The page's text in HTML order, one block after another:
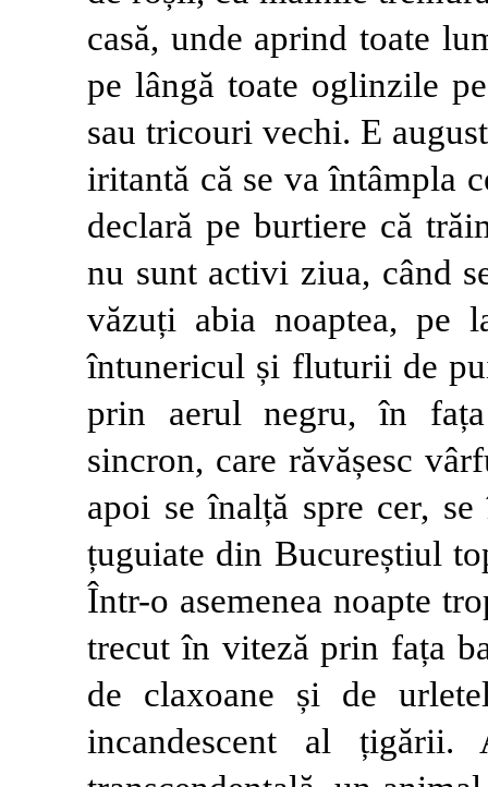
casă, unde aprind toate
pe lângă toate oglinzile
sau tricouri vechi. E
iritantă că se va întâmpla
declară pe burtiere că
nu sunt activi ziua, când
văzuți abia noaptea, pe
întunericul și fluturii de
prin aerul negru, în fața
sincron, care răvășesc
apoi se înalță spre cer,
țuguiate din Bucureștiul
Într-o asemenea noapte
trecut în viteză prin fața
de claxoane și de
incandescent al